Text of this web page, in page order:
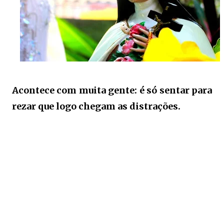
Acontece com muita gente: é só sentar para
rezar que logo chegam as distrações.